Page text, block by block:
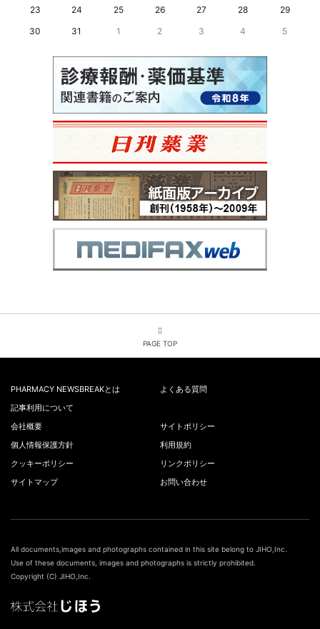
23
24 25 26 27 28
29
30
31 1 2 3 4 5
PAGE TOP
PHARMACY NEWSBREAKとは
よくある質問
記事利用について
会社概要
サイトポリシー
個人情報保護方針
利用規約
クッキーポリシー
リンクポリシー
サイトマップ
お問い合わせ
All documents,images and photographs contained in this site belong to JIHO,Inc.
Use of these documents, images and photographs is strictly prohibited.
Copyright (C) JIHO,Inc.